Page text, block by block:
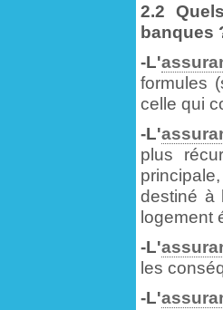
2.2
banques
-L'
formules
celle qui
-L'
plus
destiné à
logement
-L'
les
-L'